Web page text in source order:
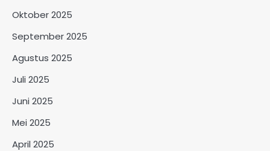
Oktober 2025
September 2025
Agustus 2025
Juli 2025
Juni 2025
Mei 2025
April 2025